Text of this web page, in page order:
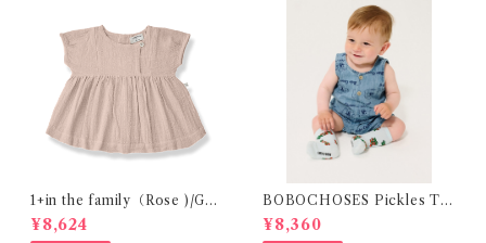
1+in the family（Rose )/GU
ALTA( 24-48m )
¥8,624
BOBOCHOSES Pickles Th
e Dog all over denim plays
uit /9-24m
¥8,360